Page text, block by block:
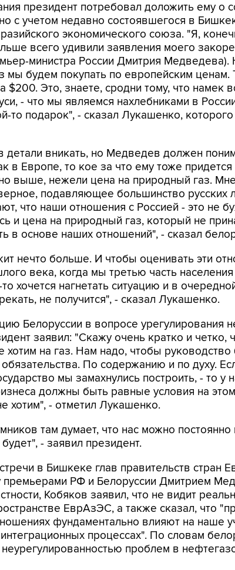
президент потребовал доложить ему о
с учетом недавно состоявшегося в
экономического союза. "Я,
всего удивили заявления моего
министра России Дмитрия Медведева).
мы будем покупать по европейским ценам.
а $200. Это, знаете, сродни тому, что намек
- что мы являемся нахлебниками в
то подарок", - сказал Лукашенко, которого
детали вникать, но Медведев должен
в Европе, то кое за что ему тоже придется
выше, нежели цена на природный газ.
подавляющее большинство русских
что наши отношения с Россией - это не
и цена на природный газ, который не
в основе наших отношений", - сказал
нечто больше. И чтобы оценивать эти
века, когда мы третью часть
хочется нагнетать ситуацию и в
не получится", - сказал Лукашенко.
Белоруссии в вопросе урегулирования
заявил: "Скажу очень кратко и четко,
хотим на газ. Нам надо, чтобы руководство
По содержанию и по духу.
мы замахнулись построить, - то у
должны быть равные условия на
хотим", - отметил Лукашенко.
там думает, что нас можно постоянно
- заявил президент.
в Бишкеке глав правительств стран
премьерами РФ и Белоруссии Дмитрием
Кобяков заявил, что не видит
ЕврАзЭС, а также сказал, что
фундаментально влияют на наше
процессах". По словам
проблем в